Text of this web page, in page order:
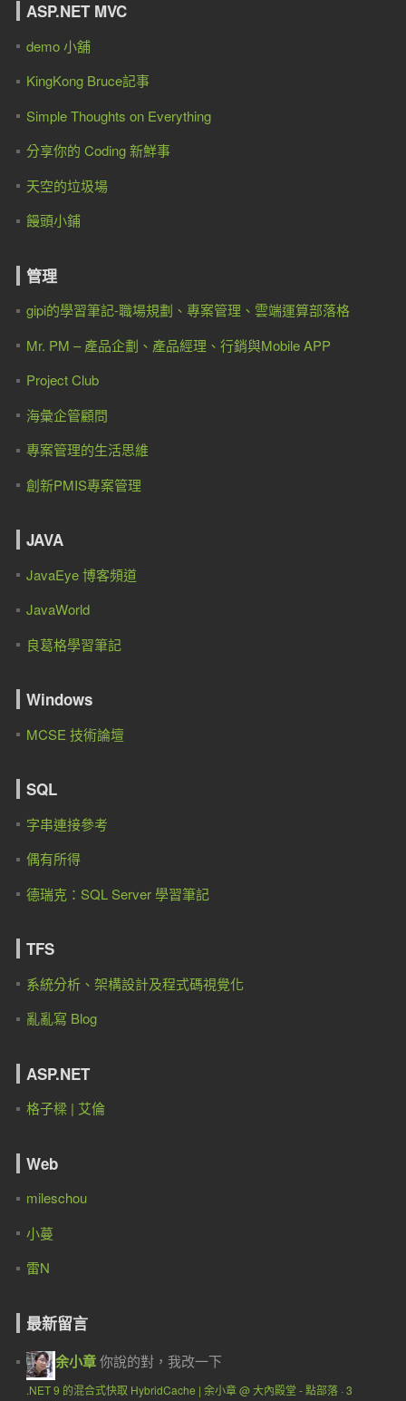
ASP.NET MVC
demo 小舖
KingKong Bruce記事
Simple Thoughts on Everything
分享你的 Coding 新鮮事
天空的垃圾場
饅頭小鋪
管理
gipi的學習筆記-職場規劃、專案管理、雲端運算部落格
Mr. PM – 產品企劃、產品經理、行銷與Mobile APP
Project Club
海彙企管顧問
專案管理的生活思維
創新PMIS專案管理
JAVA
JavaEye 博客頻道
JavaWorld
良葛格學習筆記
Windows
MCSE 技術論壇
SQL
字串連接參考
偶有所得
德瑞克：SQL Server 學習筆記
TFS
系統分析、架構設計及程式碼視覺化
亂亂寫 Blog
ASP.NET
格子樑 | 艾倫
Web
mileschou
小蔓
雷N
最新留言
余小章你說的對，我改一下
.NET 9 的混合式快取 HybridCache | 余小章 @ 大內殿堂 - 點部落· 3